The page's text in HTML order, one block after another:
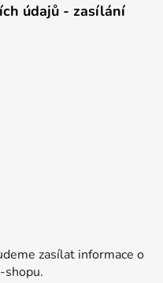
údajů - zasílání
zasílat informace o
shopu.